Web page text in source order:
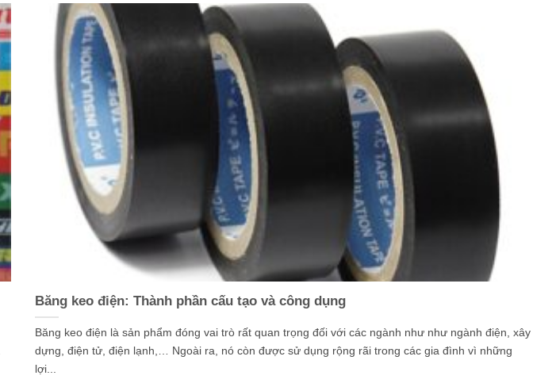
Băng keo điện: Thành phần cấu tạo và công dụng
Băng keo điện là sản phẩm đóng vai trò rất quan trọng đối với các ngành như như ngành điện, xây
dựng, điện tử, điện lạnh,… Ngoài ra, nó còn được sử dụng rộng rãi trong các gia đình vì những
lợi...